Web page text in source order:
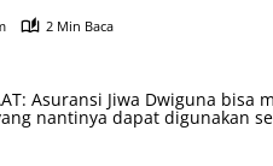
2 Min Baca
Asuransi Jiwa Dwiguna
nantinya dapat digunakan